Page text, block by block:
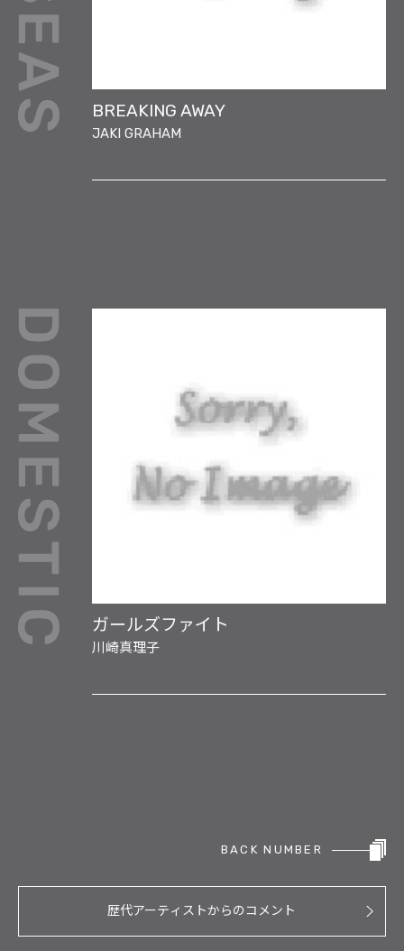
BREAKING AWAY
JAKI GRAHAM
ガールズファイト
川崎真理子
BACK NUMBER
歴代アーティストからのコメント